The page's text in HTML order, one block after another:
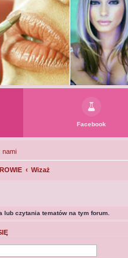
Facebook
nami
Wizaż
lub czytania tematów na tym forum.